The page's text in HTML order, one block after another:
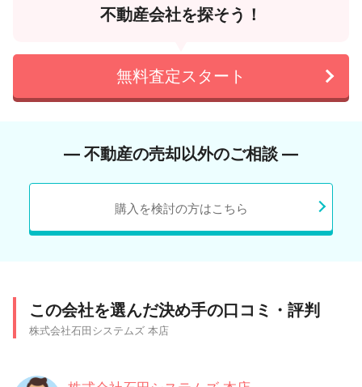
不動産会社を探そう！
無料査定スタート
― 不動産の売却以外のご相談 ―
購入を検討の方はこちら
この会社を選んだ決め手の口コミ・評判
株式会社石田システムズ 本店